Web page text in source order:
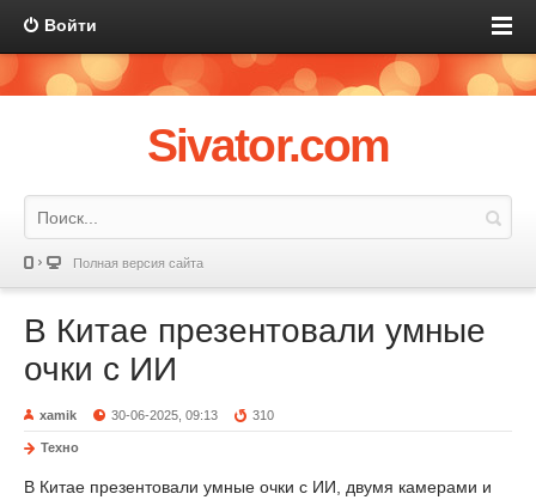
Войти
Sivator.com
Полная версия сайта
В Китае презентовали умные
очки с ИИ
xamik 30-06-2025, 09:13 310
Техно
В Китае презентовали умные очки с ИИ, двумя камерами и